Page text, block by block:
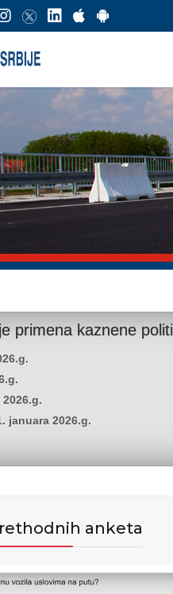
primena kaznene
januara 2026.g.
anketa